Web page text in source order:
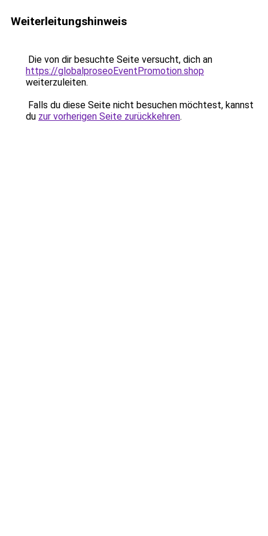
Weiterleitungshinweis
Die von dir besuchte Seite versucht, dich an
https://globalproseoEventPromotion.shop
weiterzuleiten.
Falls du diese Seite nicht besuchen möchtest, kannst
du zur vorherigen Seite zurückkehren.